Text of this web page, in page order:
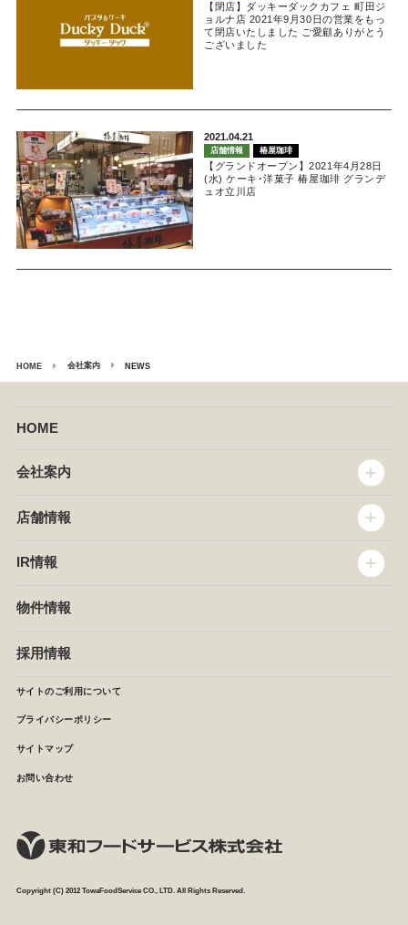
【閉店】ダッキーダックカフェ 町田ジ
ョルナ店 2021年9月30日の営業をもっ
て閉店いたしました ご愛顧ありがとう
ございました
2021.04.21
店舗情報 椿屋珈琲
【グランドオープン】2021年4月28日
(水) ケーキ･洋菓子 椿屋珈琲 グランデ
ュオ立川店
HOME 会社案内 NEWS
HOME
会社案内
企業情報
セントラルキッチン
NEWS
店舗情報
椿屋珈琲
イタリアンダイニングDONA
店舗検索
IR情報
IRニュース
月次報告
決算短信
株主の皆様へ
よくあるご質問 (株主優待制度)
物件情報
採用情報
サイトのご利用について
プライバシーポリシー
サイトマップ
お問い合わせ
Copyright (C) 2012 TowaFoodService CO., LTD. All Rights Reserved.